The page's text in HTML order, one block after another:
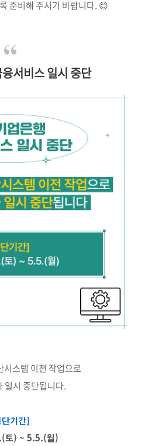
준비해 주시기 바랍니다. 😊
서비스 일시 중단
스템 이전 작업으로
일시 중단됩니다.
기간]
토) ~ 5.5.(월)